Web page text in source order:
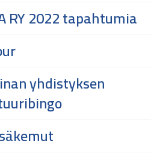
RY 2022 tapahtumia
yhdistyksen